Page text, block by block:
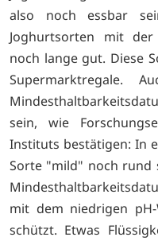
also noch essbar
Joghurtsorten mit
noch lange gut. Diese
Supermarktregale.
sein, wie
Instituts bestätigen: In
Sorte "mild" noch rund
mit dem niedrigen
schützt. Etwas